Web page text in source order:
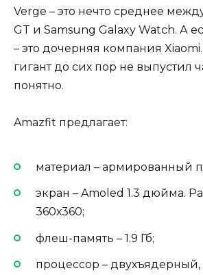
Verge – это нечто среднее
GT и Samsung Galaxy Watch. А
– это дочерняя компания
гигант до сих пор не выпустил
понятно.
Amazfit предлагает:
материал – армированный
экран – Amoled 1.3 дюйма.
360х360;
флеш-память – 1.9 Гб;
процессор – двухъядерный,